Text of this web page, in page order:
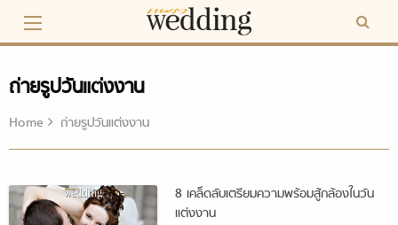
content
ถ่ายรูปวันแต่งงาน
Home ถ่ายรูปวันแต่งงาน
8 เคล็ดลับเตรียมความพร้อมสู้กล้องในวัน
แต่งงาน